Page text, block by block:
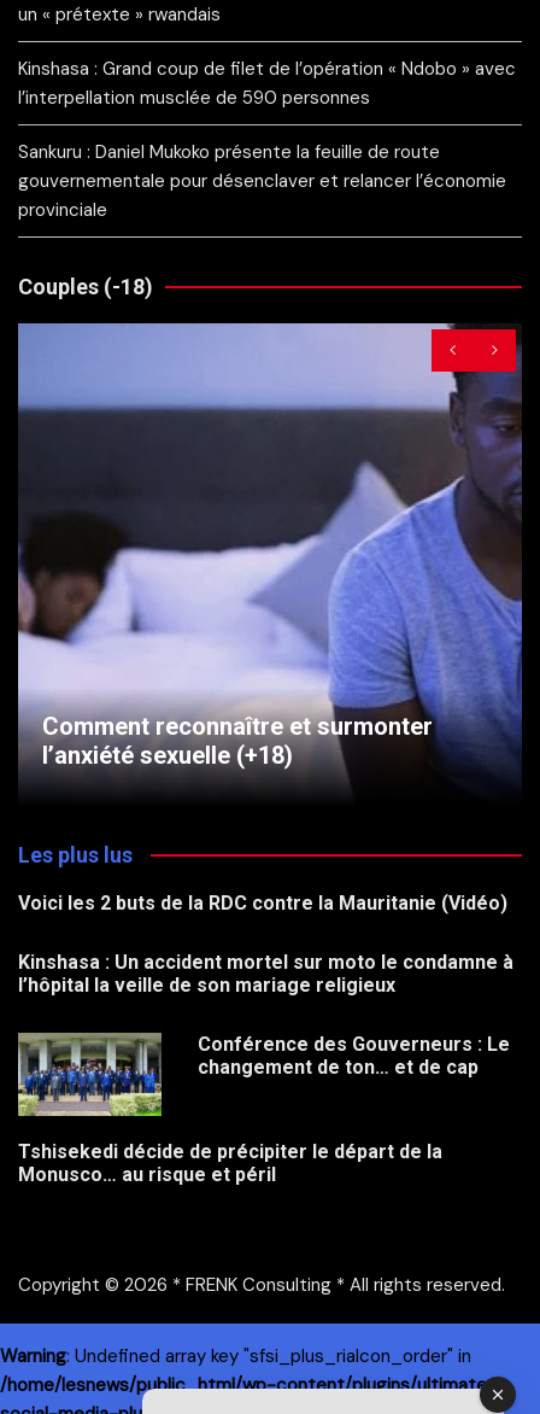
un « prétexte » rwandais
Kinshasa : Grand coup de filet de l’opération « Ndobo » avec
l’interpellation musclée de 590 personnes
Sankuru : Daniel Mukoko présente la feuille de route
gouvernementale pour désenclaver et relancer l’économie
provinciale
Couples (-18)
Comment reconnaître et surmonter
l’anxiété sexuelle (+18)
Les plus lus
Voici les 2 buts de la RDC contre la Mauritanie (Vidéo)
Kinshasa : Un accident mortel sur moto le condamne à
l’hôpital la veille de son mariage religieux
Conférence des Gouverneurs : Le
changement de ton… et de cap
Tshisekedi décide de précipiter le départ de la
Monusco… au risque et péril
Copyright © 2026 * FRENK Consulting * All rights reserved.
Warning: Undefined array key "sfsi_plus_riaIcon_order" in
/home/lesnews/public_html/wp-content/plugins/ultimate-